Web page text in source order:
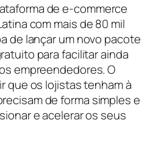
de e-commerce
com mais de 80 mil
de lançar um novo pacote
para facilitar ainda
empreendedores. O
que os lojistas tenham à
de forma simples e
e acelerar os seus